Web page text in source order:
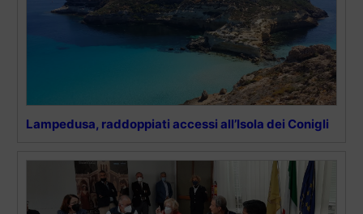
Lampedusa, raddoppiati accessi all’Isola dei Conigli